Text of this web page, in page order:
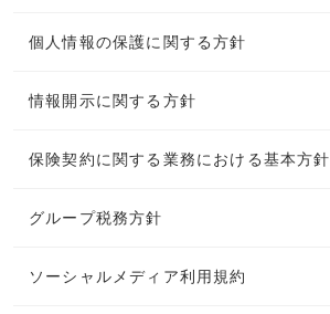
個人情報の保護に関する方針
情報開示に関する方針
保険契約に関する業務における基本方針
グループ税務方針
ソーシャルメディア利用規約